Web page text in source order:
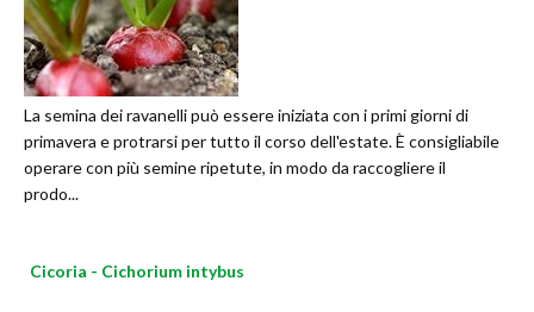
La semina dei ravanelli può essere iniziata con i primi giorni di
primavera e protrarsi per tutto il corso dell'estate. È consigliabile
operare con più semine ripetute, in modo da raccogliere il
prodo...
Cicoria - Cichorium intybus